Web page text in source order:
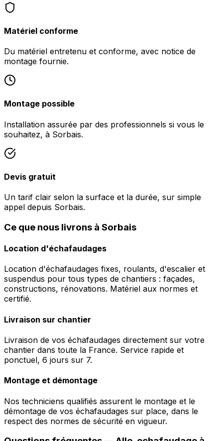
Matériel conforme
Du matériel entretenu et conforme, avec notice de
montage fournie.
Montage possible
Installation assurée par des professionnels si vous le
souhaitez, à Sorbais.
Devis gratuit
Un tarif clair selon la surface et la durée, sur simple
appel depuis Sorbais.
Ce que nous livrons à Sorbais
Location d'échafaudages
Location d'échafaudages fixes, roulants, d'escalier et
suspendus pour tous types de chantiers : façades,
constructions, rénovations. Matériel aux normes et
certifié.
Livraison sur chantier
Livraison de vos échafaudages directement sur votre
chantier dans toute la France. Service rapide et
ponctuel, 6 jours sur 7.
Montage et démontage
Nos techniciens qualifiés assurent le montage et le
démontage de vos échafaudages sur place, dans le
respect des normes de sécurité en vigueur.